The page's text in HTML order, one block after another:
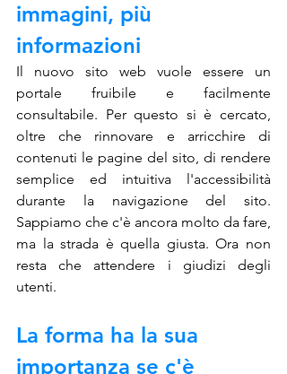
immagini, più
informazioni
Il nuovo sito web vuole essere un
portale fruibile e facilmente
consultabile. Per questo si è cercato,
oltre che rinnovare e arricchire di
contenuti le pagine del sito, di rendere
semplice ed intuitiva l'accessibilità
durante la navigazione del sito.
Sappiamo che c'è ancora molto da fare,
ma la strada è quella giusta. Ora non
resta che attendere i giudizi degli
utenti.
La forma ha la sua
importanza se c'è